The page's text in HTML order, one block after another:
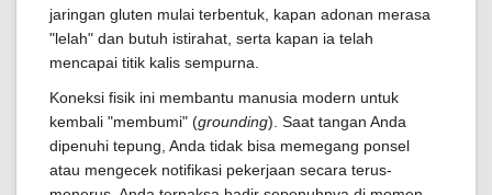
jaringan gluten mulai terbentuk, kapan adonan merasa
"lelah" dan butuh istirahat, serta kapan ia telah
mencapai titik kalis sempurna.
Koneksi fisik ini membantu manusia modern untuk
kembali "membumi" (grounding). Saat tangan Anda
dipenuhi tepung, Anda tidak bisa memegang ponsel
atau mengecek notifikasi pekerjaan secara terus-